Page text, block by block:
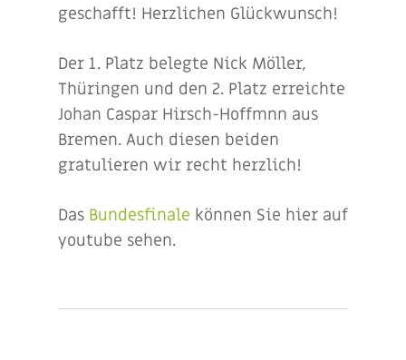
geschafft! Herzlichen Glückwunsch!
Der 1. Platz belegte Nick Möller,
Thüringen und den 2. Platz erreichte
Johan Caspar Hirsch-Hoffmnn aus
Bremen. Auch diesen beiden
gratulieren wir recht herzlich!
Das Bundesfinale können Sie hier auf
youtube sehen.